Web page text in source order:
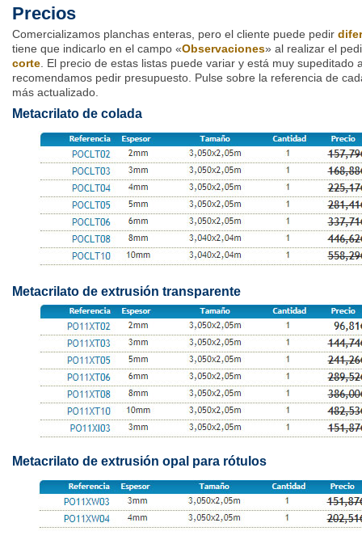
Precios
Comercializamos planchas enteras, pero el cliente puede pedir
tiene que indicarlo en el campo «Observaciones» al realizar el
corte . El precio de estas listas puede variar y está muy supeditado
recomendamos pedir presupuesto. Pulse sobre la referencia de
más actualizado.
Metacrilato de colada
Metacrilato de extrusión transparente
Metacrilato de extrusión opal para rótulos